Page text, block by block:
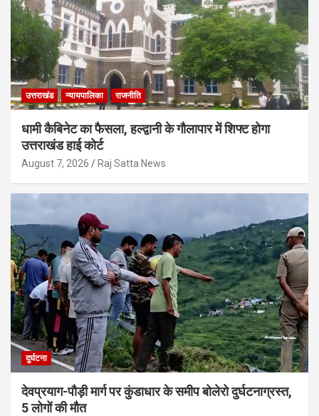
उत्तराखंड न्यायपालिका राजनीति
धामी कैबिनेट का फैसला, हल्द्वानी के गौलापार में शिफ्ट होगा
उत्तराखंड हाई कोर्ट
August 7, 2026 Raj Satta News
दुर्घटना
देवप्रयाग-पौड़ी मार्ग पर कुंडाधार के समीप बोलेरो दुर्घटनाग्रस्त,
5 लोगों की मौत